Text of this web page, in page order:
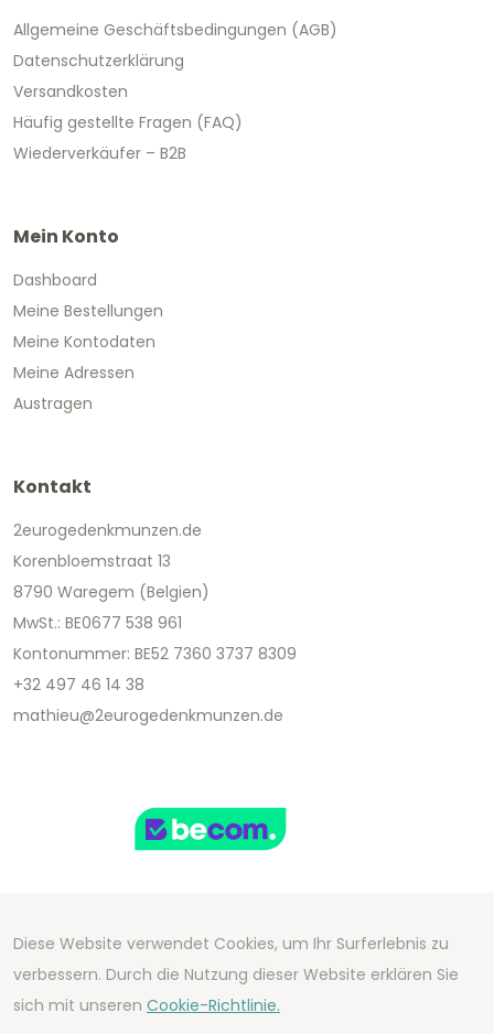
Allgemeine Geschäftsbedingungen (AGB)
Datenschutzerklärung
Versandkosten
Häufig gestellte Fragen (FAQ)
Wiederverkäufer – B2B
Mein Konto
Dashboard
Meine Bestellungen
Meine Kontodaten
Meine Adressen
Austragen
Kontakt
2eurogedenkmunzen.de
Korenbloemstraat 13
8790 Waregem (Belgien)
MwSt.: BE0677 538 961
Kontonummer: BE52 7360 3737 8309
+32 497 46 14 38
mathieu@2eurogedenkmunzen.de
Copyright 2026 We Can Do Better Online BV
Development by2mprove- Content by
2eurogedenkmunzen.de
Diese Website verwendet Cookies, um Ihr Surferlebnis zu
verbessern. Durch die Nutzung dieser Website erklären Sie
sich mit unseren Cookie-Richtlinie.